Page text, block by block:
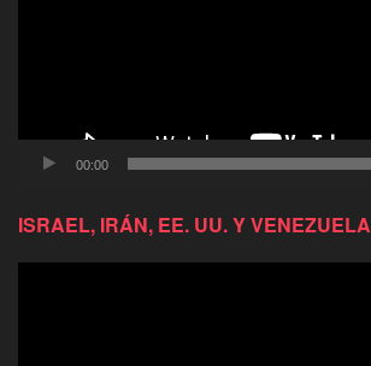
00:00
ISRAEL, IRÁN, EE. UU. Y VENEZUELA